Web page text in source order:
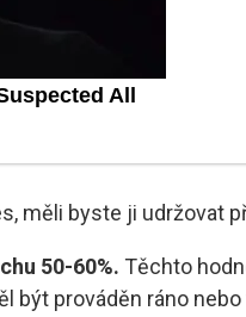
měli byste ji udržovat
50-60%. Těchto
být prováděn ráno nebo